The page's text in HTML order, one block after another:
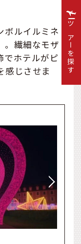
ボルイルミネ
。繊細なモザ
でホテルがピ
感じさせま
ツアーを探す